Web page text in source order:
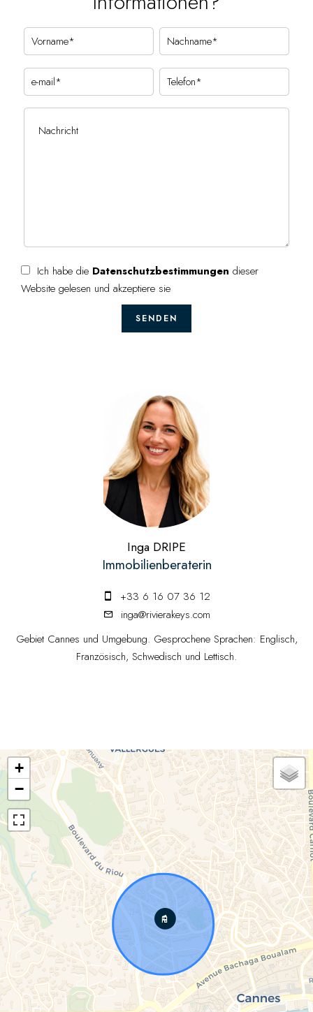
Ich habe die Datenschutzbestimmungen dieser
Website gelesen und akzeptiere sie
SENDEN
Inga DRIPE
Immobilienberaterin
+33 6 16 07 36 12
inga@rivierakeys.com
Gebiet Cannes und Umgebung. Gesprochene Sprachen: Englisch,
Französisch, Schwedisch und Lettisch.
+
−